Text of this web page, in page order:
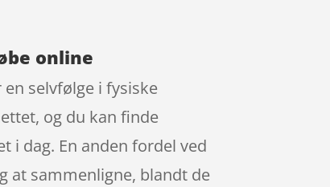
online
selvfølge i fysiske
og du kan finde
i dag. En anden fordel ved
at sammenligne, blandt de